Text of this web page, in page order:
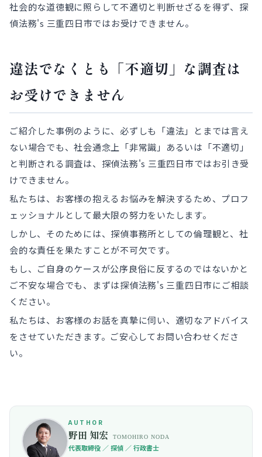
社会的な道徳観に照らして不適切と判断せざるを得ず、探
偵法務's 三重四日市ではお受けできません。
違法でなくとも「不適切」な調査は
お受けできません
ご紹介した事例のように、必ずしも「違法」とまでは言え
ない場合でも、社会通念上「非常識」あるいは「不適切」
と判断される調査は、探偵法務's 三重四日市ではお引き受
けできません。
私たちは、お客様の抱えるお悩みを解決するため、プロフ
ェッショナルとして最大限の努力をいたします。
しかし、そのためには、探偵事務所としての倫理観と、社
会的な責任を果たすことが不可欠です。
もし、ご自身のケースが公序良俗に反するのではないかと
ご不安な場合でも、まずは探偵法務's 三重四日市にご相談
ください。
私たちは、お客様のお話を真摯に伺い、適切なアドバイス
をさせていただきます。ご安心してお問い合わせくださ
い。
AUTHOR
野田 知宏 TOMOHIRO NODA
代表取締役 ／ 探偵 ／ 行政書士